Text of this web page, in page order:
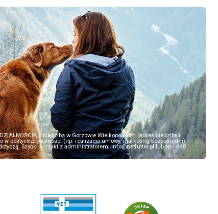
z siedzibą w Gorzowie Wielkopolskim (adres siedziby i
w polityce prywatności (np. realizacja umowy, marketing bezpośredni).
Szybki kontakt z administratorem: info@netfutter.pl lub tel.: +48